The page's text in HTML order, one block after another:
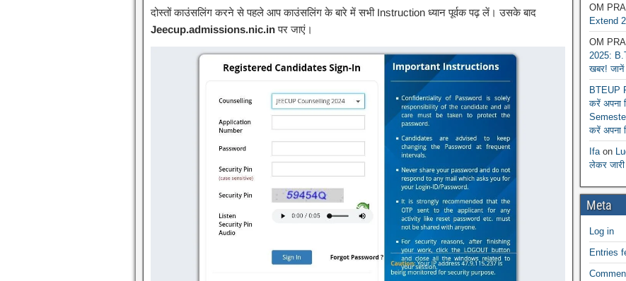
दोस्तों काउंसलिंग करने से पहले आप काउंसलिंग के बारे में सभी Instruction ध्यान पूर्वक पढ़ लें। उसके बाद
Jeecup.admissions.nic.inपर जाएं।
OM
Extend
OM
2025:
खबर! जानें
BTEUP
करें अपना
करें अपना
Ifaon
लेकर
Meta
Log in
Entries